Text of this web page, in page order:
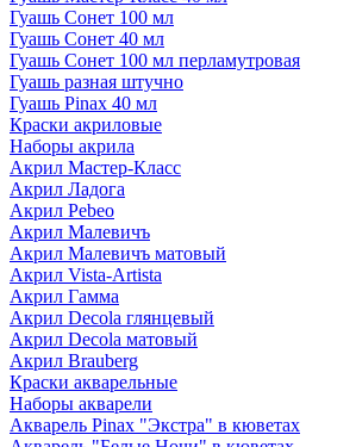
Гуашь Сонет 100 мл
Гуашь Сонет 40 мл
Гуашь Сонет 100 мл перламутровая
Гуашь разная штучно
Гуашь Pinax 40 мл
Краски акриловые
Наборы акрила
Акрил Мастер-Класс
Акрил Ладога
Акрил Pebeo
Акрил Малевичъ
Акрил Малевичъ матовый
Акрил Vista-Artista
Акрил Гамма
Акрил Decola глянцевый
Акрил Decola матовый
Акрил Brauberg
Краски акварельные
Наборы акварели
Акварель Pinax "Экстра" в кюветах